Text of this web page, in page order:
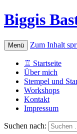
Biggis
Menü Zum Inhalt
♖ Startseite
Über mich
Stempel und
Workshops
Kontakt
Impressum
Suchen nach: